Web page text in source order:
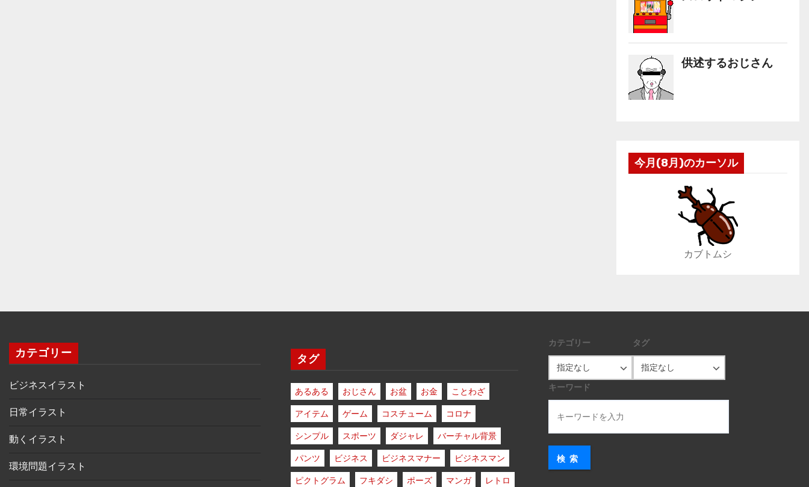
今月(8月)のカーソル
カブトムシ
カテゴリー
ビジネスイラスト
日常イラスト
動くイラスト
環境問題イラスト
タグ
あるある おじさん お盆 お金
ことわざ
アイテム
ゲーム コスチューム
コロナ
シンプル
スポーツ ダジャレ
バーチャル背景
パンツ
ビジネス ビジネスマナー
ビジネスマン
ピクトグラム
フキダシ ポーズ マンガ レトロ
カテゴリー タグ
キーワード
検索